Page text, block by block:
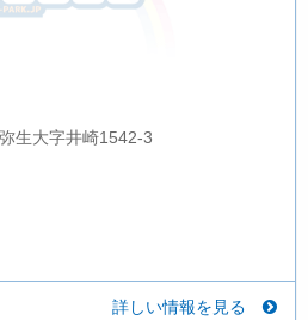
生大字井崎1542-3
詳しい情報を見る